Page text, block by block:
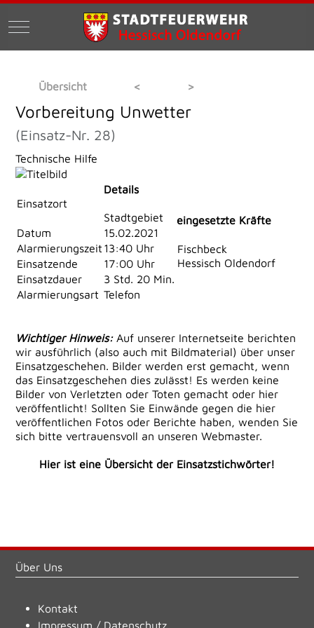
Mobile Menu Toggle
Übersicht < >
Vorbereitung Unwetter
(Einsatz-Nr. 28)
Technische Hilfe
Einsatzort
Details
Stadtgebiet
Datum
15.02.2021
Alarmierungszeit 13:40 Uhr
Einsatzende
17:00 Uhr
Einsatzdauer
3 Std. 20 Min.
Alarmierungsart Telefon
eingesetzte Kräfte
Fischbeck
Hessisch Oldendorf
Wichtiger Hinweis: Auf unserer Internetseite berichten
wir ausführlich (also auch mit Bildmaterial) über unser
Einsatzgeschehen. Bilder werden erst gemacht, wenn
das Einsatzgeschehen dies zulässt! Es werden keine
Bilder von Verletzten oder Toten gemacht oder hier
veröffentlicht! Sollten Sie Einwände gegen die hier
veröffentlichen Fotos oder Berichte haben, wenden Sie
sich bitte vertrauensvoll an unseren Webmaster.
Hier ist eine Übersicht der Einsatzstichwörter!
Über Uns
Kontakt
Impressum / Datenschutz